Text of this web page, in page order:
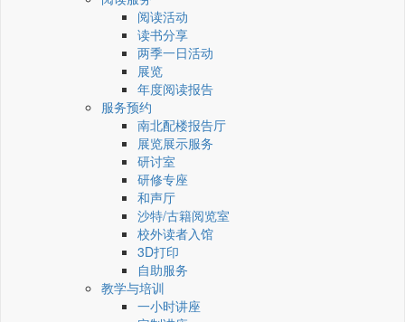
阅读活动
读书分享
两季一日活动
展览
年度阅读报告
服务预约
南北配楼报告厅
展览展示服务
研讨室
研修专座
和声厅
沙特/古籍阅览室
校外读者入馆
3D打印
自助服务
教学与培训
一小时讲座